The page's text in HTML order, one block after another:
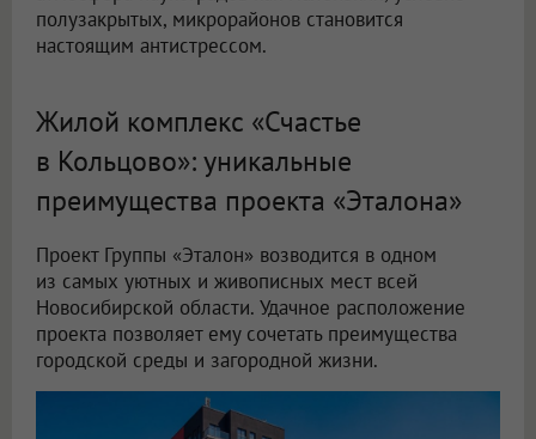
полузакрытых, микрорайонов становится
настоящим антистрессом.
Жилой комплекс «Счастье
в Кольцово»: уникальные
преимущества проекта «Эталона»
Проект Группы «Эталон» возводится в одном
из самых уютных и живописных мест всей
Новосибирской области. Удачное расположение
проекта позволяет ему сочетать преимущества
городской среды и загородной жизни.